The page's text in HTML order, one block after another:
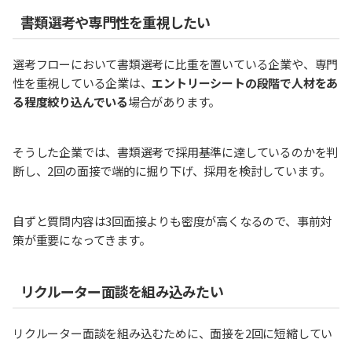
書類選考や専門性を重視したい
選考フローにおいて書類選考に比重を置いている企業や、専門
性を重視している企業は、エントリーシートの段階で人材をあ
る程度絞り込んでいる場合があります。
そうした企業では、書類選考で採用基準に達しているのかを判
断し、2回の面接で端的に掘り下げ、採用を検討しています。
自ずと質問内容は3回面接よりも密度が高くなるので、事前対
策が重要になってきます。
リクルーター面談を組み込みたい
リクルーター面談を組み込むために、面接を2回に短縮してい